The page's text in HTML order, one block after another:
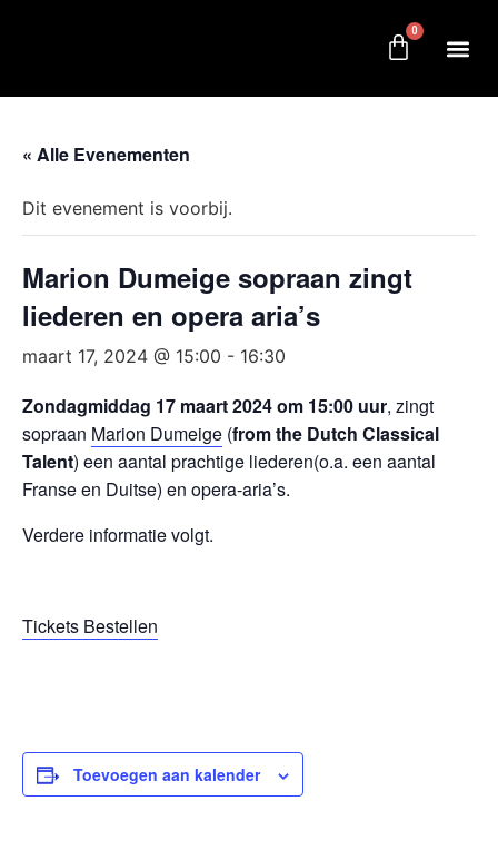
0
« Alle Evenementen
Dit evenement is voorbij.
Marion Dumeige sopraan zingt
liederen en opera aria’s
maart 17, 2024 @ 15:00 - 16:30
Zondagmiddag 17 maart 2024 om 15:00 uur, zingt
sopraan Marion Dumeige (from the Dutch Classical
Talent) een aantal prachtige liederen(o.a. een aantal
Franse en Duitse) en opera-aria’s.
Verdere informatie volgt.
Tickets Bestellen
Toevoegen aan kalender